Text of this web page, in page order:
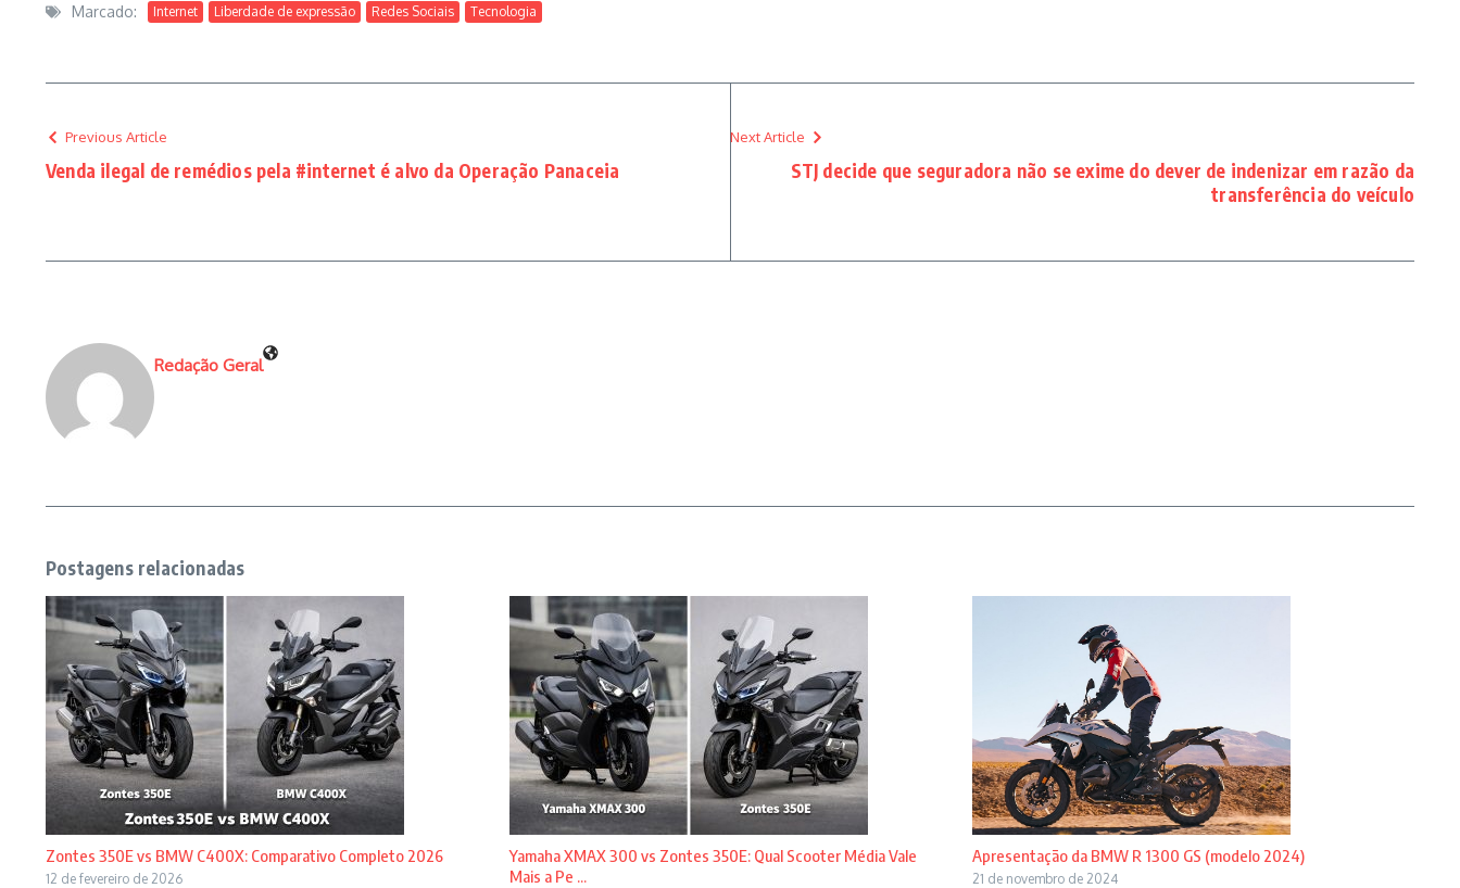
Marcado: Internet Liberdade de expressão Redes Sociais Tecnologia
Previous Article
Venda ilegal de remédios pela #internet é alvo da Operação Panaceia
Next Article
STJ decide que seguradora não se exime do dever de indenizar em razão da
transferência do veículo
Redação Geral
Postagens relacionadas
Zontes 350E vs BMW C400X: Comparativo Completo 2026
12 de fevereiro de 2026
Yamaha XMAX 300 vs Zontes 350E: Qual Scooter Média Vale
Mais a Pe ...
Apresentação da BMW R 1300 GS (modelo 2024)
21 de novembro de 2024